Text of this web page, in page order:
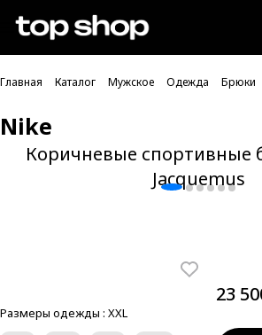
Проверка хлебных крошек
Главная Каталог Мужское Одежда Брюки
Nike
Коричневые спортивные
Jacquemus
Размеры одежды : XXL
23